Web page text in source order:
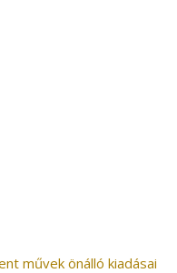
művek önálló kiadásai